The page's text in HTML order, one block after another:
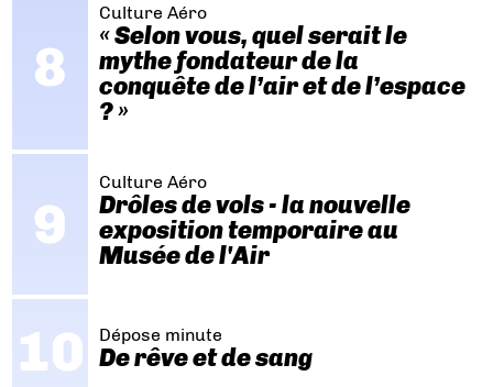
Culture Aéro
« Selon vous, quel serait le
mythe fondateur de la
conquête de l’air et de l’espace
? »
Culture Aéro
Drôles de vols - la nouvelle
exposition temporaire au
Musée de l'Air
Dépose minute
De rêve et de sang